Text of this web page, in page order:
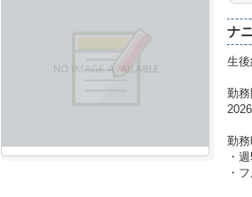
ナ
生
勤務
勤務
・
・